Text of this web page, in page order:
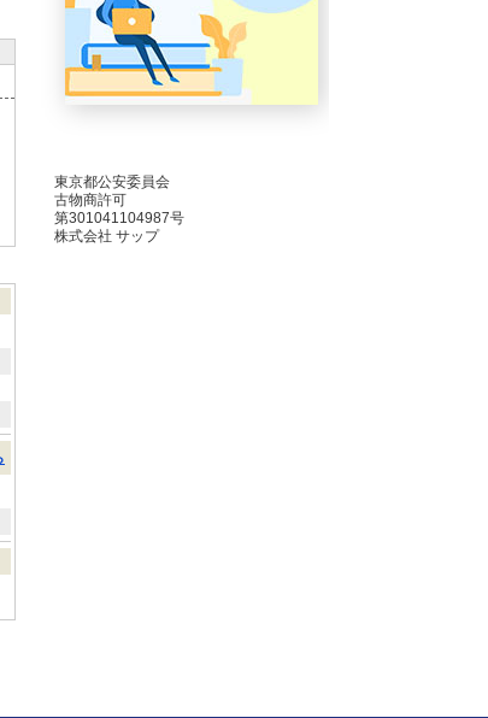
東京都公安委員会
古物商許可
第301041104987号
株式会社 サップ